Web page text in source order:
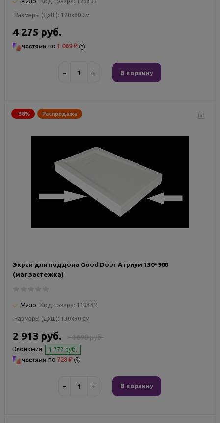
Мало Код товара: 129397
Размеры (ДxШ): 120x80 см
4 275 руб.
по 1 069 ₽
− + В корзину
-38% Распродажа
Экран для поддона Good Door Атриум 130*900
(маг.застежка)
Мало Код товара: 119332
Размеры (ДxШ): 130x90 см
4 690 руб.
2 913 руб.
Экономия: 1 777 руб.
по 728 ₽
− + В корзину